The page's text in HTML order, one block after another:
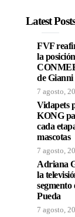
Latest Posts
FVF
la
de
7 agosto,
Vidapets
KONG
cada
mascotas
7 agosto,
Adriana
la
segmento
Pueda
7 agosto,